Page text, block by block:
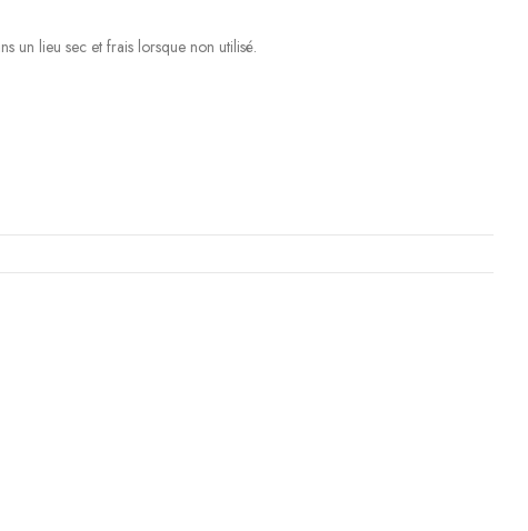
un lieu sec et frais lorsque non utilisé.